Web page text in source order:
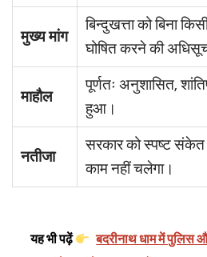
मुख्य मांग
बिन्दुखत्ता को बिना
घोषित करने की
माहौल
पूर्णतः अनुशासित,
हुआ।
नतीजा
सरकार को स्पष्ट
काम नहीं चलेगा।
यह भी पढ़ें
बदरीनाथ धाम में पुलिस